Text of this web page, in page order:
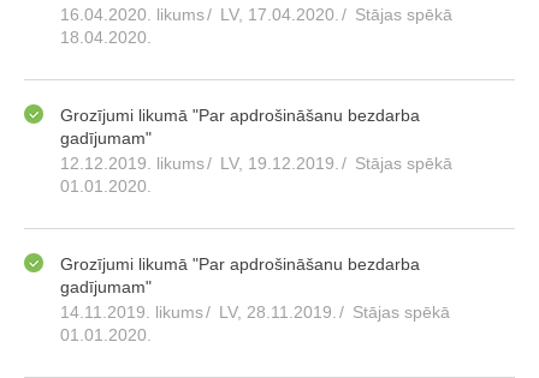
16.04.2020. likums/ LV, 17.04.2020. / Stājas spēkā
18.04.2020.
Grozījumi likumā "Par apdrošināšanu bezdarba
gadījumam"
12.12.2019. likums/ LV, 19.12.2019. / Stājas spēkā
01.01.2020.
Grozījumi likumā "Par apdrošināšanu bezdarba
gadījumam"
14.11.2019. likums/ LV, 28.11.2019. / Stājas spēkā
01.01.2020.